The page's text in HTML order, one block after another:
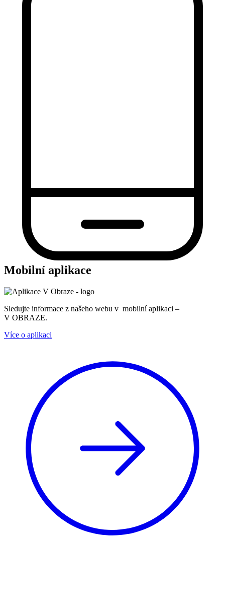
Mobilní aplikace
Sledujte informace z našeho webu v mobilní aplikaci –
V OBRAZE.
Více o aplikaci